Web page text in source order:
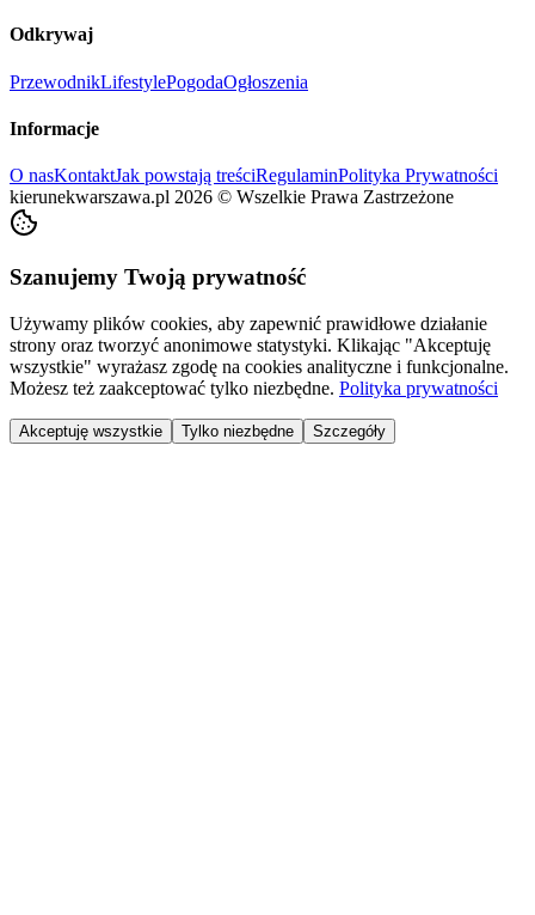
Odkrywaj
PrzewodnikLifestylePogodaOgłoszenia
Informacje
O nasKontaktJak powstają treściRegulaminPolityka Prywatności
kierunekwarszawa.pl 2026 © Wszelkie Prawa Zastrzeżone
Szanujemy Twoją prywatność
Używamy plików cookies, aby zapewnić prawidłowe działanie
strony oraz tworzyć anonimowe statystyki. Klikając "Akceptuję
wszystkie" wyrażasz zgodę na cookies analityczne i funkcjonalne.
Możesz też zaakceptować tylko niezbędne. Polityka prywatności
Akceptuję wszystkie Tylko niezbędne Szczegóły